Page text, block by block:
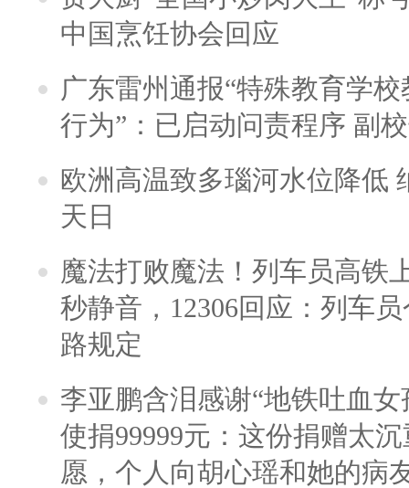
中国烹饪协会回应
广东雷州通报“特殊教育学
行为”：已启动问责程序 副
欧洲高温致多瑙河水位降低
天日
魔法打败魔法！列车员高铁
秒静音，12306回应：列车
路规定
李亚鹏含泪感谢“地铁吐血
使捐99999元：这份捐赠太
愿，个人向胡心瑶和她的病